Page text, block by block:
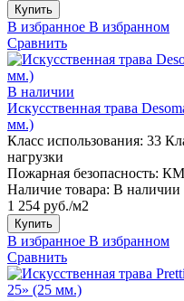
Купить
В избранное В избранном
Сравнить
В наличии
Искусственная трава
мм.)
Класс использования: 33
нагрузки
Пожарная безопасность:
Наличие товара: В наличии
1 254 руб./м2
Купить
В избранное В избранном
Сравнить